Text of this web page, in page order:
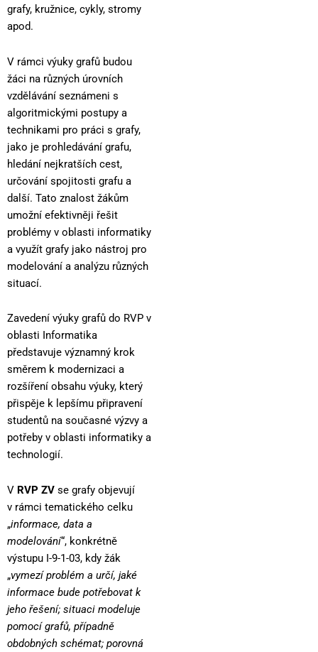
grafy, kružnice, cykly, stromy
apod.
V rámci výuky grafů budou
žáci na různých úrovních
vzdělávání seznámeni s
algoritmickými postupy a
technikami pro práci s grafy,
jako je prohledávání grafu,
hledání nejkratších cest,
určování spojitosti grafu a
další. Tato znalost žákům
umožní efektivněji řešit
problémy v oblasti informatiky
a využít grafy jako nástroj pro
modelování a analýzu různých
situací.
Zavedení výuky grafů do RVP v
oblasti Informatika
představuje významný krok
směrem k modernizaci a
rozšíření obsahu výuky, který
přispěje k lepšímu připravení
studentů na současné výzvy a
potřeby v oblasti informatiky a
technologií.
V RVP ZV se grafy objevují
v rámci tematického celku
„informace, data a
modelování“, konkrétně
výstupu I-9-1-03, kdy žák
„vymezí problém a určí, jaké
informace bude potřebovat k
jeho řešení; situaci modeluje
pomocí grafů, případně
obdobných schémat; porovná